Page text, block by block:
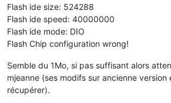
Flash ide size: 524288
Flash ide speed: 40000000
Flash ide mode: DIO
Flash Chip configuration wrong!
Semble du 1Mo, si pas suffisant alors
mjeanne (ses modifs sur ancienne version
récupérer).